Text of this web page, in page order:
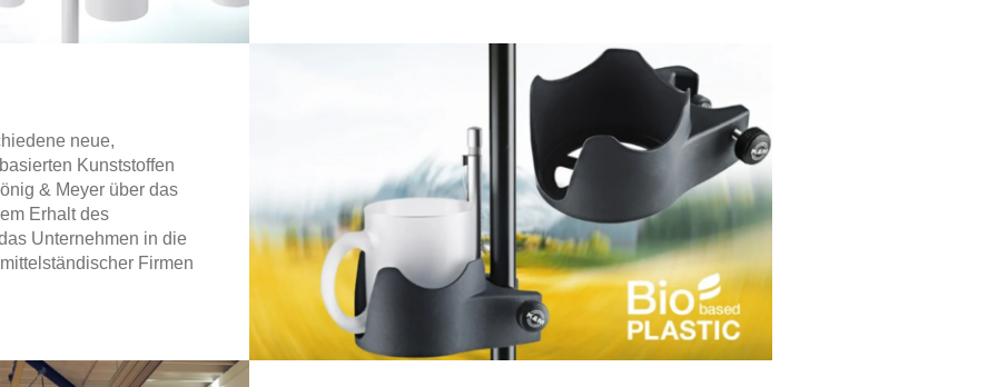
neue,
Kunststoffen
& Meyer über das
Erhalt des
Unternehmen in die
Firmen